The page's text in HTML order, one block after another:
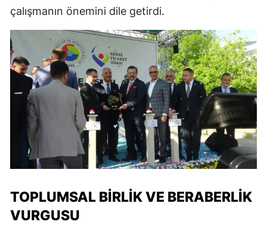
çalışmanın önemini dile getirdi.
TOPLUMSAL BIRLIK VE BERABERLIK
VURGUSU